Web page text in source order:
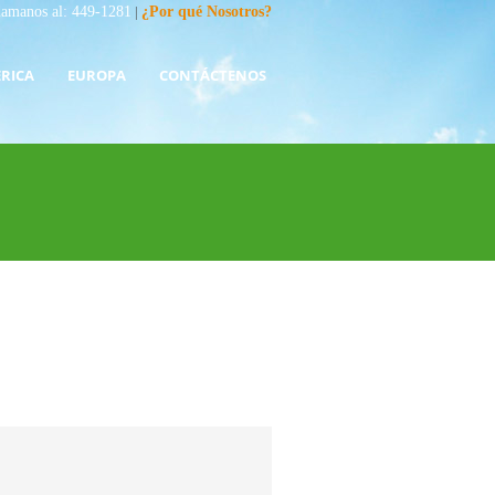
al: 449-1281 | ¿Por qué Nosotros?
EUROPA CONTÁCTENOS